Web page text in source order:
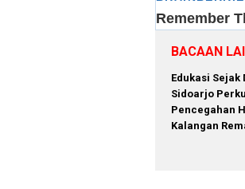
BACAAN
Edukasi Sejak
Sidoarjo
Pencegahan
Kalangan